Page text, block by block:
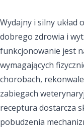
Wydajny i silny układ
dobrego zdrowia i
funkcjonowanie jest
wymagających
chorobach,
zabiegach
receptura dostarcza
pobudzenia